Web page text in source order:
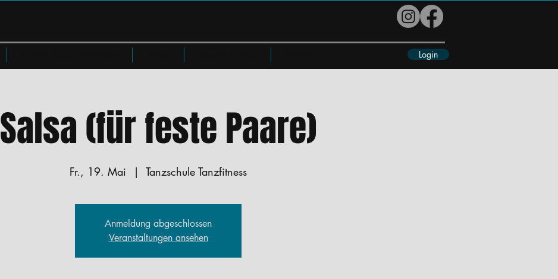
Login
Salsa (für feste Paare)
Fr., 19. Mai
  |
Tanzschule Tanzfitness
Anmeldung abgeschlossen
Veranstaltungen ansehen